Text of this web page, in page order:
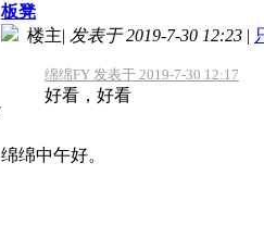
板凳
楼主| 发表于 2019-7-30 12:23 |
绵绵FY 发表于 2019-7-30 12:17
好看，好看
绵绵中午好。